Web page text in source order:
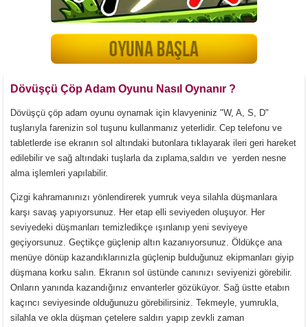
Dövüşçü Çöp Adam Oyunu Nasıl Oynanır ?
Dövüşçü çöp adam oyunu oynamak için klavyeniniz "W, A, S, D"
tuşlarıyla farenizin sol tuşunu kullanmanız yeterlidir. Cep telefonu ve
tabletlerde ise ekranın sol altındaki butonlara tıklayarak ileri geri hareket
edilebilir ve sağ altındaki tuşlarla da zıplama,saldırı ve yerden nesne
alma işlemleri yapılabilir.
Çizgi kahramanınızı yönlendirerek yumruk veya silahla düşmanlara
karşı savaş yapıyorsunuz. Her etap elli seviyeden oluşuyor. Her
seviyedeki düşmanları temizledikçe ışınlanıp yeni seviyeye
geçiyorsunuz. Geçtikçe güçlenip altın kazanıyorsunuz. Öldükçe ana
menüye dönüp kazandıklarınızla güçlenip bulduğunuz ekipmanları giyip
düşmana korku salın. Ekranın sol üstünde canınızı seviyenizi görebilir.
Onların yanında kazandığınız envanterler gözüküyor. Sağ üstte etabın
kaçıncı seviyesinde olduğunuzu görebilirsiniz. Tekmeyle, yumrukla,
silahla ve okla düşman çetelere saldırı yapıp zevkli zaman